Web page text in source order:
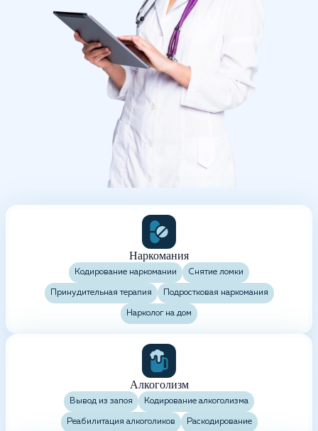
Наркомания
Кодирование наркомании Снятие ломки
Принудительная терапия Подростковая наркомания
Нарколог на дом
Алкоголизм
Вывод из запоя Кодирование алкоголизма
Реабилитация алкоголиков Раскодирование